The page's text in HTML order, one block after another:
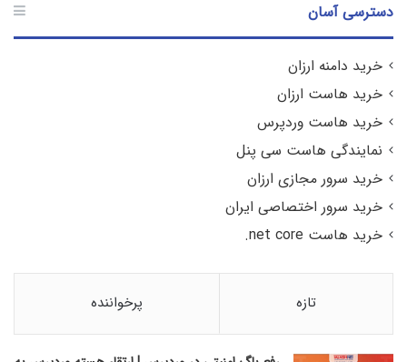
دسترسی آسان
خرید دامنه ارزان
خرید هاست ارزان
خرید هاست وردپرس
نمایندگی هاست سی پنل
خرید سرور مجازی ارزان
خرید سرور اختصاصی ایران
خرید هاست net core.
تازه پرخواننده